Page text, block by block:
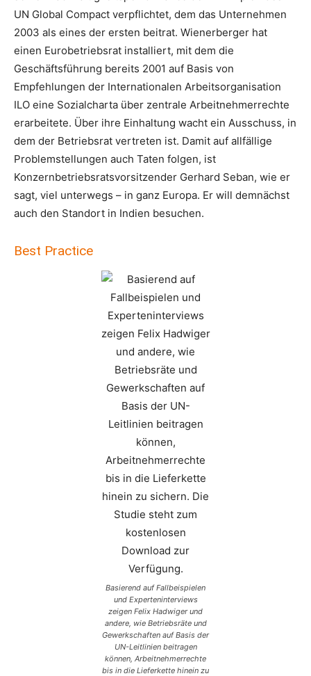
UN Global Compact verpflichtet, dem das Unternehmen
2003 als eines der ersten beitrat. Wienerberger hat
einen Eurobetriebsrat installiert, mit dem die
Geschäftsführung bereits 2001 auf Basis von
Empfehlungen der Internationalen Arbeitsorganisation
ILO eine Sozialcharta über zentrale Arbeitnehmerrechte
erarbeitete. Über ihre Einhaltung wacht ein Ausschuss, in
dem der Betriebsrat vertreten ist. Damit auf allfällige
Problemstellungen auch Taten folgen, ist
Konzernbetriebsratsvorsitzender Gerhard Seban, wie er
sagt, viel unterwegs – in ganz Europa. Er will demnächst
auch den Standort in Indien besuchen.
Best Practice
Basierend auf Fallbeispielen
und Experteninterviews
zeigen Felix Hadwiger und
andere, wie Betriebsräte und
Gewerkschaften auf Basis der
UN-Leitlinien beitragen
können, Arbeitnehmerrechte
bis in die Lieferkette hinein zu